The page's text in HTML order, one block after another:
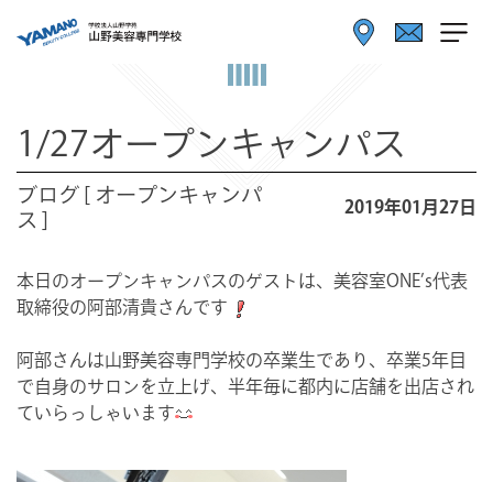
1/27オープンキャンパス
ブログ [ オープンキャンパ
ス ]
2019年01月27日
本日のオープンキャンパスのゲストは、美容室ONE’s代表
取締役の阿部清貴さんです
阿部さんは山野美容専門学校の卒業生であり、卒業5年目
で自身のサロンを立上げ、半年毎に都内に店舗を出店され
ていらっしゃいます